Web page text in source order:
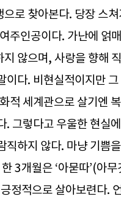
으로 찾아본다. 당장 스
주인공이다. 가난에 얽
지 않으며, 사랑을 향해
이다. 비현실적이지만 그
적 세계관으로 살기엔
. 그렇다고 우울한 현실
직하지 않다. 마냥 기쁨
3개월은 ‘아묻따’(아무
정적으로 살아보련다.